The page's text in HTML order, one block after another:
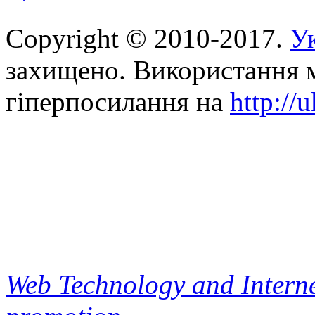
Copyright © 2010-2017.
захищено. Використання
гіперпосилання на http://
Web Technology and